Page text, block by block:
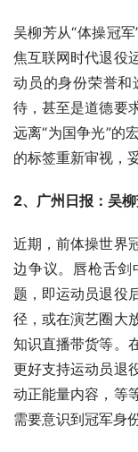
吴柳芳从“体操冠
焦互联网时代退役
动员的身份荣誉和
待，甚至是道德要
远离“为国争光”的
的标签重新审视，
2、广州日报：吴柳
近期，前体操世界
边争议。唇枪舌剑
题，即运动员退役
径，或在演艺圈大
知识直播带货等。
更好支持运动员退
动正能量内容，等
需要意识到冠军身